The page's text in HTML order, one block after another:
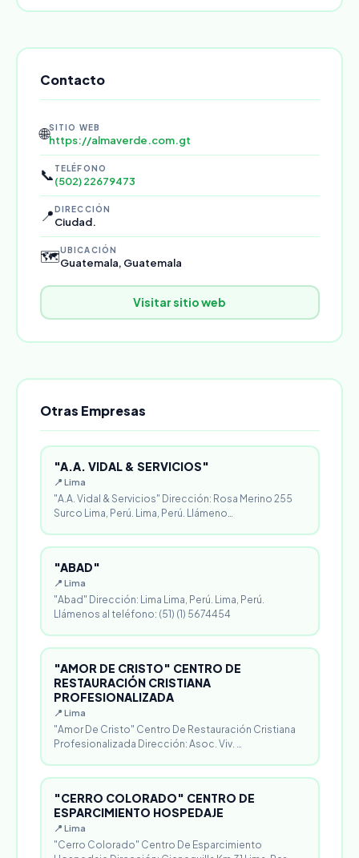
Contacto
🌐SITIO WEB
https://almaverde.com.gt
📞 TELÉFONO
(502) 22679473
📍DIRECCIÓN
Ciudad.
🗺️UBICACIÓN
Guatemala, Guatemala
Visitar sitio web
Otras Empresas
"A.A. VIDAL & SERVICIOS"
📍 Lima
"A.A. Vidal & Servicios" Dirección: Rosa Merino 255
Surco Lima, Perú. Lima, Perú. Llámeno…
"ABAD"
📍 Lima
"Abad" Dirección: Lima Lima, Perú. Lima, Perú.
Llámenos al teléfono: (51) (1) 5674454
"AMOR DE CRISTO" CENTRO DE
RESTAURACIÓN CRISTIANA
PROFESIONALIZADA
📍 Lima
"Amor De Cristo" Centro De Restauración Cristiana
Profesionalizada Dirección: Asoc. Viv. …
"CERRO COLORADO" CENTRO DE
ESPARCIMIENTO HOSPEDAJE
📍 Lima
"Cerro Colorado" Centro De Esparcimiento